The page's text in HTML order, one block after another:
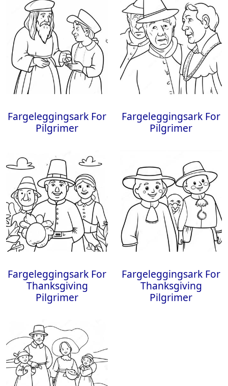
Fargeleggingsark For
Pilgrimer
Fargeleggingsark For
Pilgrimer
Fargeleggingsark For
Thanksgiving
Pilgrimer
Fargeleggingsark For
Thanksgiving
Pilgrimer